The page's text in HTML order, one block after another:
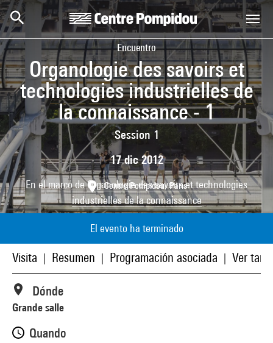
Skip to main content
Centre Pompidou
Encuentro
Organologie des savoirs et
technologies industrielles de
la connaissance - 1
Session 1
17 dic 2012
Centre Pompidou, Paris
En el marco deOrganologie des savoirs et technologies
industrielles de la connaissance
El evento ha terminado
Visita Resumen Programación asociada Ver
Dónde
Grande salle
Quando